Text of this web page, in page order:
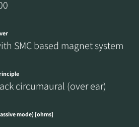
SMC based magnet system
circumaural (over ear)
mode) [ohms]